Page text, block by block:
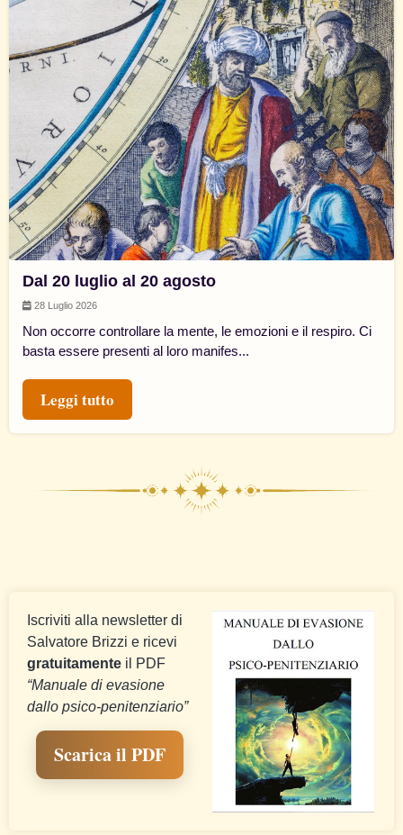
Dal 20 luglio al 20 agosto
28 Luglio 2026
Non occorre controllare la mente, le emozioni e il respiro. Ci
basta essere presenti al loro manifes...
Leggi tutto
Iscriviti alla newsletter di
Salvatore Brizzi e ricevi
gratuitamente il PDF
“Manuale di evasione
dallo psico-penitenziario”
Scarica il PDF